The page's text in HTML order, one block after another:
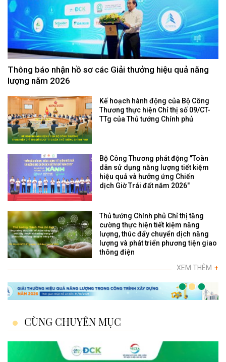
Thông báo nhận hồ sơ các Giải thưởng hiệu quả năng
lượng năm 2026
Kế hoạch hành động của Bộ Công
Thương thực hiện Chỉ thị số 09/CT-
TTg của Thủ tướng Chính phủ
Bộ Công Thương phát động "Toàn
dân sử dụng năng lượng tiết kiệm
hiệu quả và hưởng ứng Chiến
dịch Giờ Trái đất năm 2026"
Thủ tướng Chính phủ Chỉ thị tăng
cường thực hiện tiết kiệm năng
lượng, thúc đẩy chuyển dịch năng
lượng và phát triển phương tiện giao
thông điện
XEM THÊM +
CÙNG CHUYÊN MỤC